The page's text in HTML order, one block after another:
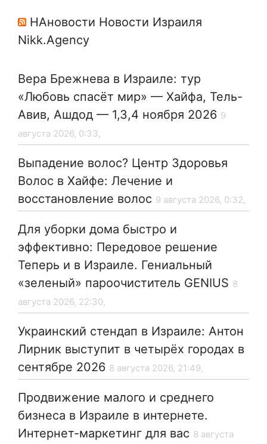
НАновости Новости Израиля
Nikk.Agency
Вера Брежнева в Израиле: тур
«Любовь спасёт мир» — Хайфа, Тель-
Авив, Ашдод — 1,3,4 ноября 2026 9
августа 2026, 0:33,
Выпадение волос? Центр Здоровья
Волос в Хайфе: Лечение и
восстановление волос 9 августа 2026, 0:32,
Для уборки дома быстро и
эффективно: Передовое решение
Теперь и в Израиле. Гениальный
«зеленый» пароочиститель GENIUS 8
августа 2026, 22:30,
Украинский стендап в Израиле: Антон
Лирник выступит в четырёх городах в
сентябре 2026 8 августа 2026, 21:49,
Продвижение малого и среднего
бизнеса в Израиле в интернете.
Интернет-маркетинг для вас 8 августа